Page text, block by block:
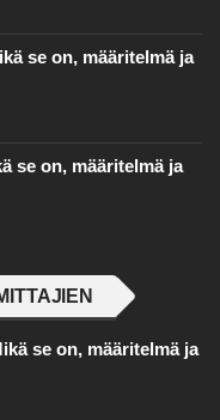
se on, määritelmä ja
se on, määritelmä ja
se on, määritelmä ja